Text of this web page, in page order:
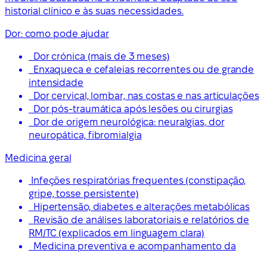
historial clínico e às suas necessidades.
Dor: como pode ajudar
Dor crónica (mais de 3 meses)
Enxaqueca e cefaleias recorrentes ou de grande
intensidade
Dor cervical, lombar, nas costas e nas articulações
Dor pós-traumática após lesões ou cirurgias
Dor de origem neurológica: neuralgias, dor
neuropática, fibromialgia
Medicina geral
Infeções respiratórias frequentes (constipação,
gripe, tosse persistente)
Hipertensão, diabetes e alterações metabólicas
Revisão de análises laboratoriais e relatórios de
RM/TC (explicados em linguagem clara)
Medicina preventiva e acompanhamento da